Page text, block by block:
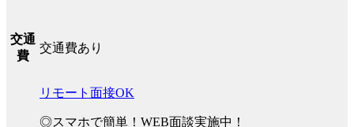
交通
費
交通費あり
リモート面接OK
◎スマホで簡単！WEB面談実施中！